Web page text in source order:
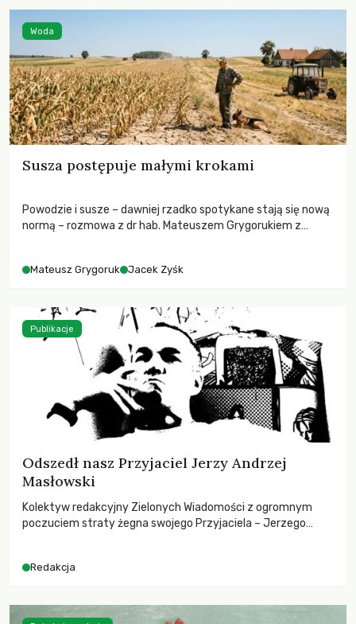
funkcjonowania łowiectwa w Polsce.
Susza postępuje małymi krokami
Powodzie i susze – dawniej rzadko spotykane stają się nową
normą – rozmowa z dr hab. Mateuszem Grygorukiem z
Mateusz Grygoruk Jacek Zyśk
Woda
Odszedł nasz Przyjaciel Jerzy Andrzej
Masłowski
Kolektyw redakcyjny Zielonych Wiadomości z ogromnym
poczuciem straty żegna swojego Przyjaciela – Jerzego
Redakcja
Publikacje